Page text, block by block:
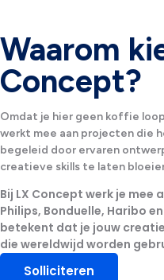
Waarom
Concept?
Omdat je hier geen koffie
werkt mee aan projecten die
begeleid door ervaren
creatieve skills te laten
Bij LX Concept werk je
Philips, Bonduelle, Haribo
betekent dat je jouw
die wereldwijd worden
Solliciteren